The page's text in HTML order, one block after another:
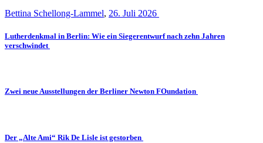
Bettina Schellong-Lammel, 26. Juli 2026
Lutherdenkmal in Berlin: Wie ein Siegerentwurf nach zehn Jahren
verschwindet
Zwei neue Ausstellungen der Berliner Newton FOundation
Der „Alte Ami“ Rik De Lisle ist gestorben